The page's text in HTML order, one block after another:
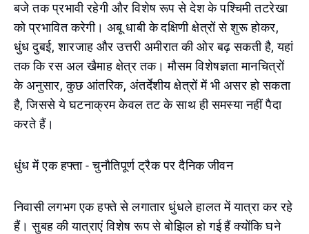
बजे तक प्रभावी रहेगी और विशेष रूप से देश के पश्चिमी तटरेखा
को प्रभावित करेगी। अबू धाबी के दक्षिणी क्षेत्रों से शुरू होकर,
धुंध दुबई, शारजाह और उत्तरी अमीरात की ओर बढ़ सकती है, यहां
तक कि रस अल खैमाह क्षेत्र तक। मौसम विशेषज्ञता मानचित्रों
के अनुसार, कुछ आंतरिक, अंतर्देशीय क्षेत्रों में भी असर हो सकता
है, जिससे ये घटनाक्रम केवल तट के साथ ही समस्या नहीं पैदा
करते हैं।
धुंध में एक हफ्ता - चुनौतिपूर्ण ट्रैक पर दैनिक जीवन
निवासी लगभग एक हफ्ते से लगातार धुंधले हालत में यात्रा कर रहे
हैं। सुबह की यात्राएं विशेष रूप से बोझिल हो गई हैं क्योंकि घने